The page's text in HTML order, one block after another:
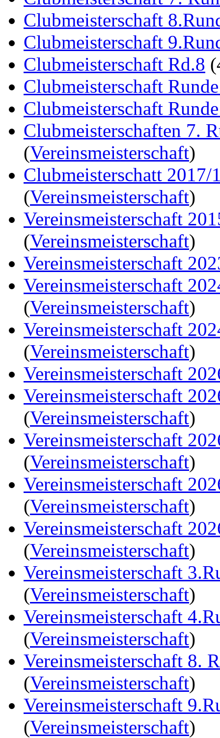
Clubmeisterschaft
Clubmeisterschaft
Clubmeisterschaft Rd.8
Clubmeisterschaft
Clubmeisterschaft
Clubmeisterschaften 7.
(Vereinsmeisterschaft)
Clubmeisterschatt 2017/
(Vereinsmeisterschaft)
Vereinsmeisterschaft
(Vereinsmeisterschaft)
Vereinsmeisterschaft
Vereinsmeisterschaft
(Vereinsmeisterschaft)
Vereinsmeisterschaft
(Vereinsmeisterschaft)
Vereinsmeisterschaft
Vereinsmeisterschaft
(Vereinsmeisterschaft)
Vereinsmeisterschaft
(Vereinsmeisterschaft)
Vereinsmeisterschaft
(Vereinsmeisterschaft)
Vereinsmeisterschaft
(Vereinsmeisterschaft)
Vereinsmeisterschaft
(Vereinsmeisterschaft)
Vereinsmeisterschaft
(Vereinsmeisterschaft)
Vereinsmeisterschaft 8.
(Vereinsmeisterschaft)
Vereinsmeisterschaft
(Vereinsmeisterschaft)